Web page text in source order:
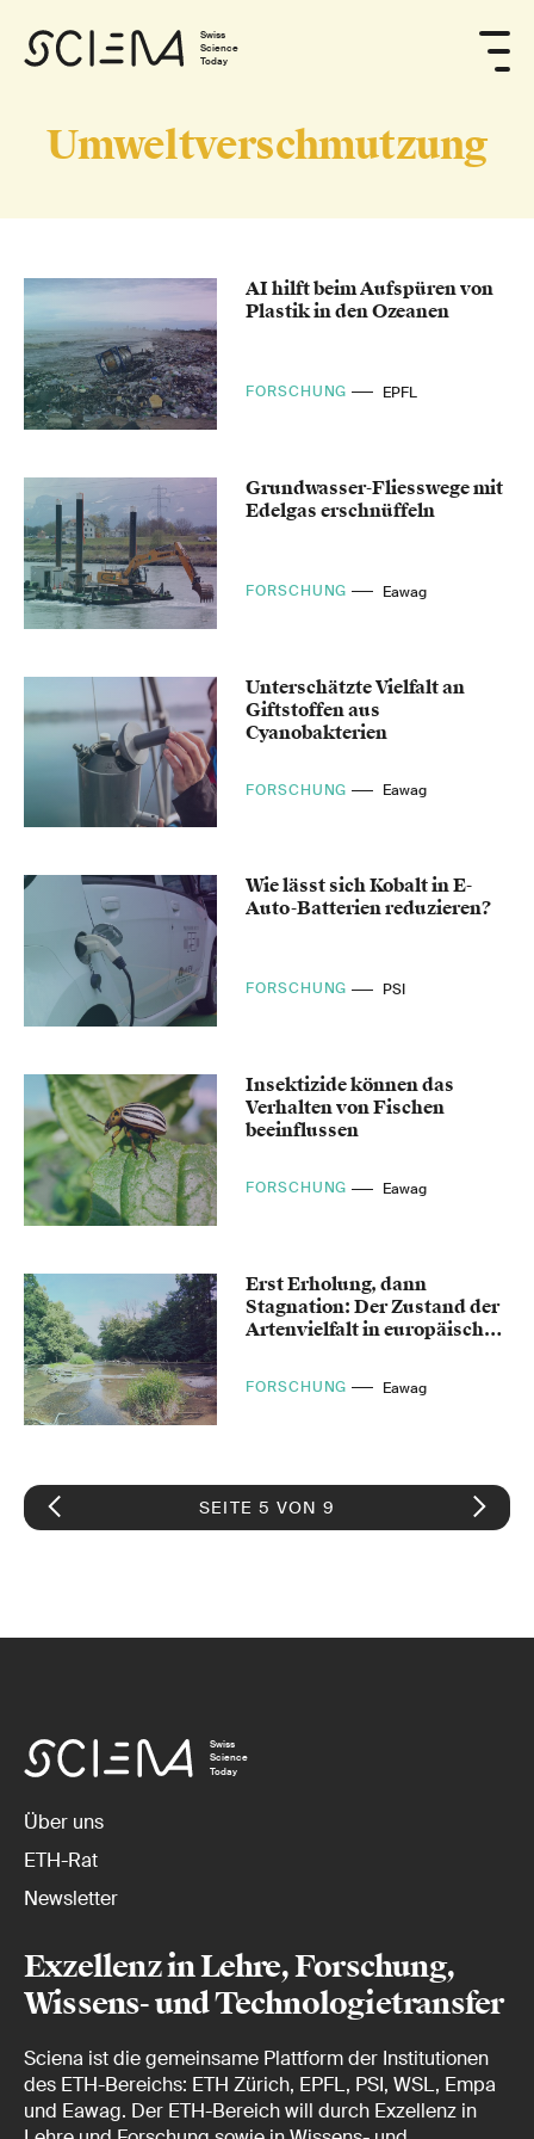
Swiss
Science
Today
Umweltverschmutzung
AI hilft beim Aufspüren von
Plastik in den Ozeanen
FORSCHUNG EPFL
Grundwasser-Fliesswege mit
Edelgas erschnüffeln
FORSCHUNG Eawag
Unterschätzte Vielfalt an
Giftstoffen aus
Cyanobakterien
FORSCHUNG Eawag
Wie lässt sich Kobalt in E-
Auto-Batterien reduzieren?
FORSCHUNG PSI
Insektizide können das
Verhalten von Fischen
beeinflussen
FORSCHUNG Eawag
Erst Erholung, dann
Stagnation: Der Zustand der
Artenvielfalt in europäischen
FORSCHUNG Eawag
SEITE 5 VON 9
Swiss
Science
Today
Über uns
ETH-Rat
Newsletter
Exzellenz in Lehre, Forschung,
Wissens- und Technologietransfer
Sciena ist die gemeinsame Plattform der Institutionen
des ETH-Bereichs: ETH Zürich, EPFL, PSI, WSL, Empa
und Eawag. Der ETH-Bereich will durch Exzellenz in